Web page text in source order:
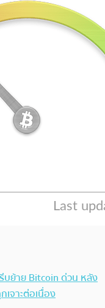
บย้าย Bitcoin ด่วน หลัง
เจาะต่อเนื่อง